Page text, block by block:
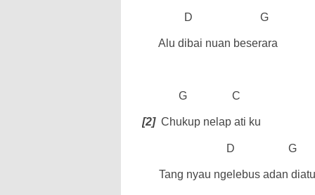
D G
Alu dibai nuan beserara
G C
[2] Chukup nelap ati ku
D G
Tang nyau ngelebus adan diatu